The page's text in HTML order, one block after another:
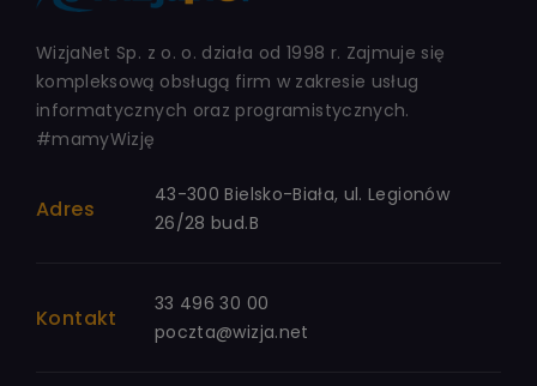
WizjaNet Sp. z o. o. działa od 1998 r. Zajmuje się
kompleksową obsługą firm w zakresie usług
informatycznych oraz programistycznych.
#mamyWizję
Adres
43-300 Bielsko-Biała, ul. Legionów
26/28 bud.B
Kontakt
33 496 30 00
poczta@wizja.net